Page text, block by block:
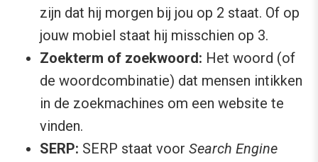
zijn dat hij morgen bij jou op 2 staat. Of op
jouw mobiel staat hij misschien op 3.
Zoekterm of zoekwoord: Het woord (of
de woordcombinatie) dat mensen intikken
in de zoekmachines om een website te
vinden.
SERP: SERP staat voor Search Engine